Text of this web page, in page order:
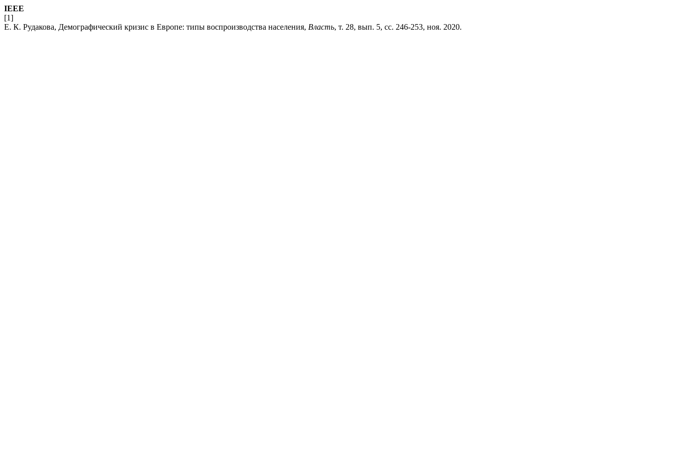
IEEE
[1]
Е. К. Рудакова, Демографический кризис в Европе: типы воспроизводства населения, Власть, т. 28, вып. 5, сс. 246-253, ноя. 2020.